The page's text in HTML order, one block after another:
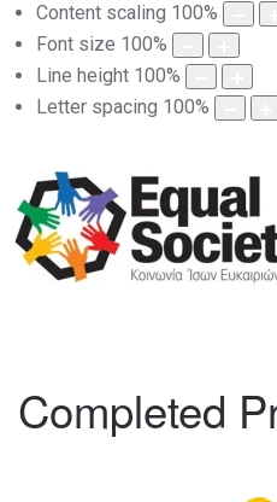
Content scaling 100%
Font size 100%
Line height 100%
Letter spacing 100%
Completed